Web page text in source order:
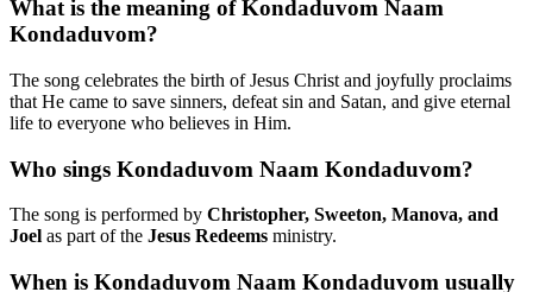
What is the meaning of Kondaduvom Naam
Kondaduvom?
The song celebrates the birth of Jesus Christ and joyfully proclaims
that He came to save sinners, defeat sin and Satan, and give eternal
life to everyone who believes in Him.
Who sings Kondaduvom Naam Kondaduvom?
The song is performed by Christopher, Sweeton, Manova, and
Joel as part of the Jesus Redeems ministry.
When is Kondaduvom Naam Kondaduvom usually